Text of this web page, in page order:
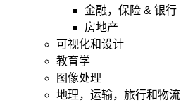
金融，保险 & 银行
房地产
可视化和设计
教育学
图像处理
地理，运输，旅行和物流